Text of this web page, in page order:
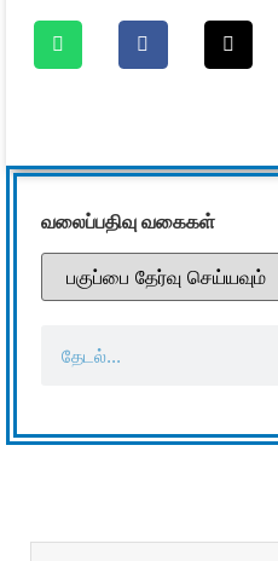
வலைப்பதிவு வகைகள்